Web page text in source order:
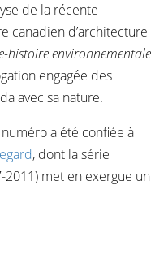
de la récente
canadien d’architecture
histoire environnementale
engagée des
avec sa nature.
a été confiée à
, dont la série
2011) met en exergue un